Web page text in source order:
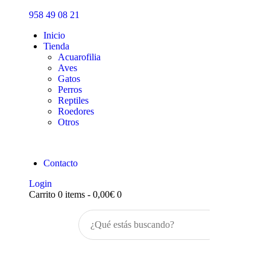
958 49 08 21
Inicio
Tienda
Acuarofilia
Aves
Gatos
Perros
Reptiles
Roedores
Otros
Contacto
Login
Carrito 0 items - 0,00€ 0
Inicio